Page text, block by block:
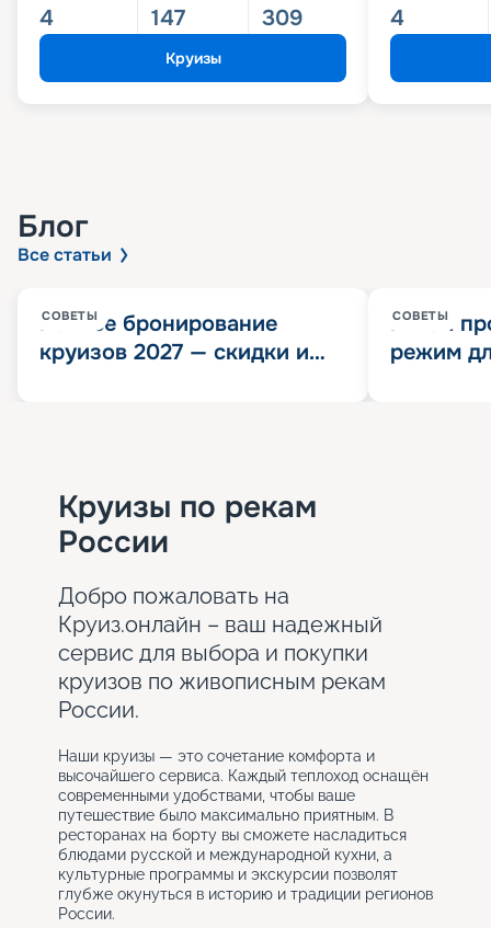
4 147 309
Круизы
4
Блог
Все статьи
СОВЕТЫ
Раннее бронирование
круизов 2027 — скидки и
СОВЕТЫ
Китай
режим
Круизы по рекам
России
Добро пожаловать на
Круиз.онлайн – ваш надежный
сервис для выбора и покупки
круизов по живописным рекам
России.
Наши круизы — это сочетание комфорта и
высочайшего сервиса. Каждый теплоход оснащён
современными удобствами, чтобы ваше
путешествие было максимально приятным. В
ресторанах на борту вы сможете насладиться
блюдами русской и международной кухни, а
культурные программы и экскурсии позволят
глубже окунуться в историю и традиции регионов
России.